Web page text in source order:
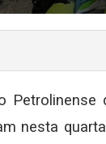
Petrolinense
nesta